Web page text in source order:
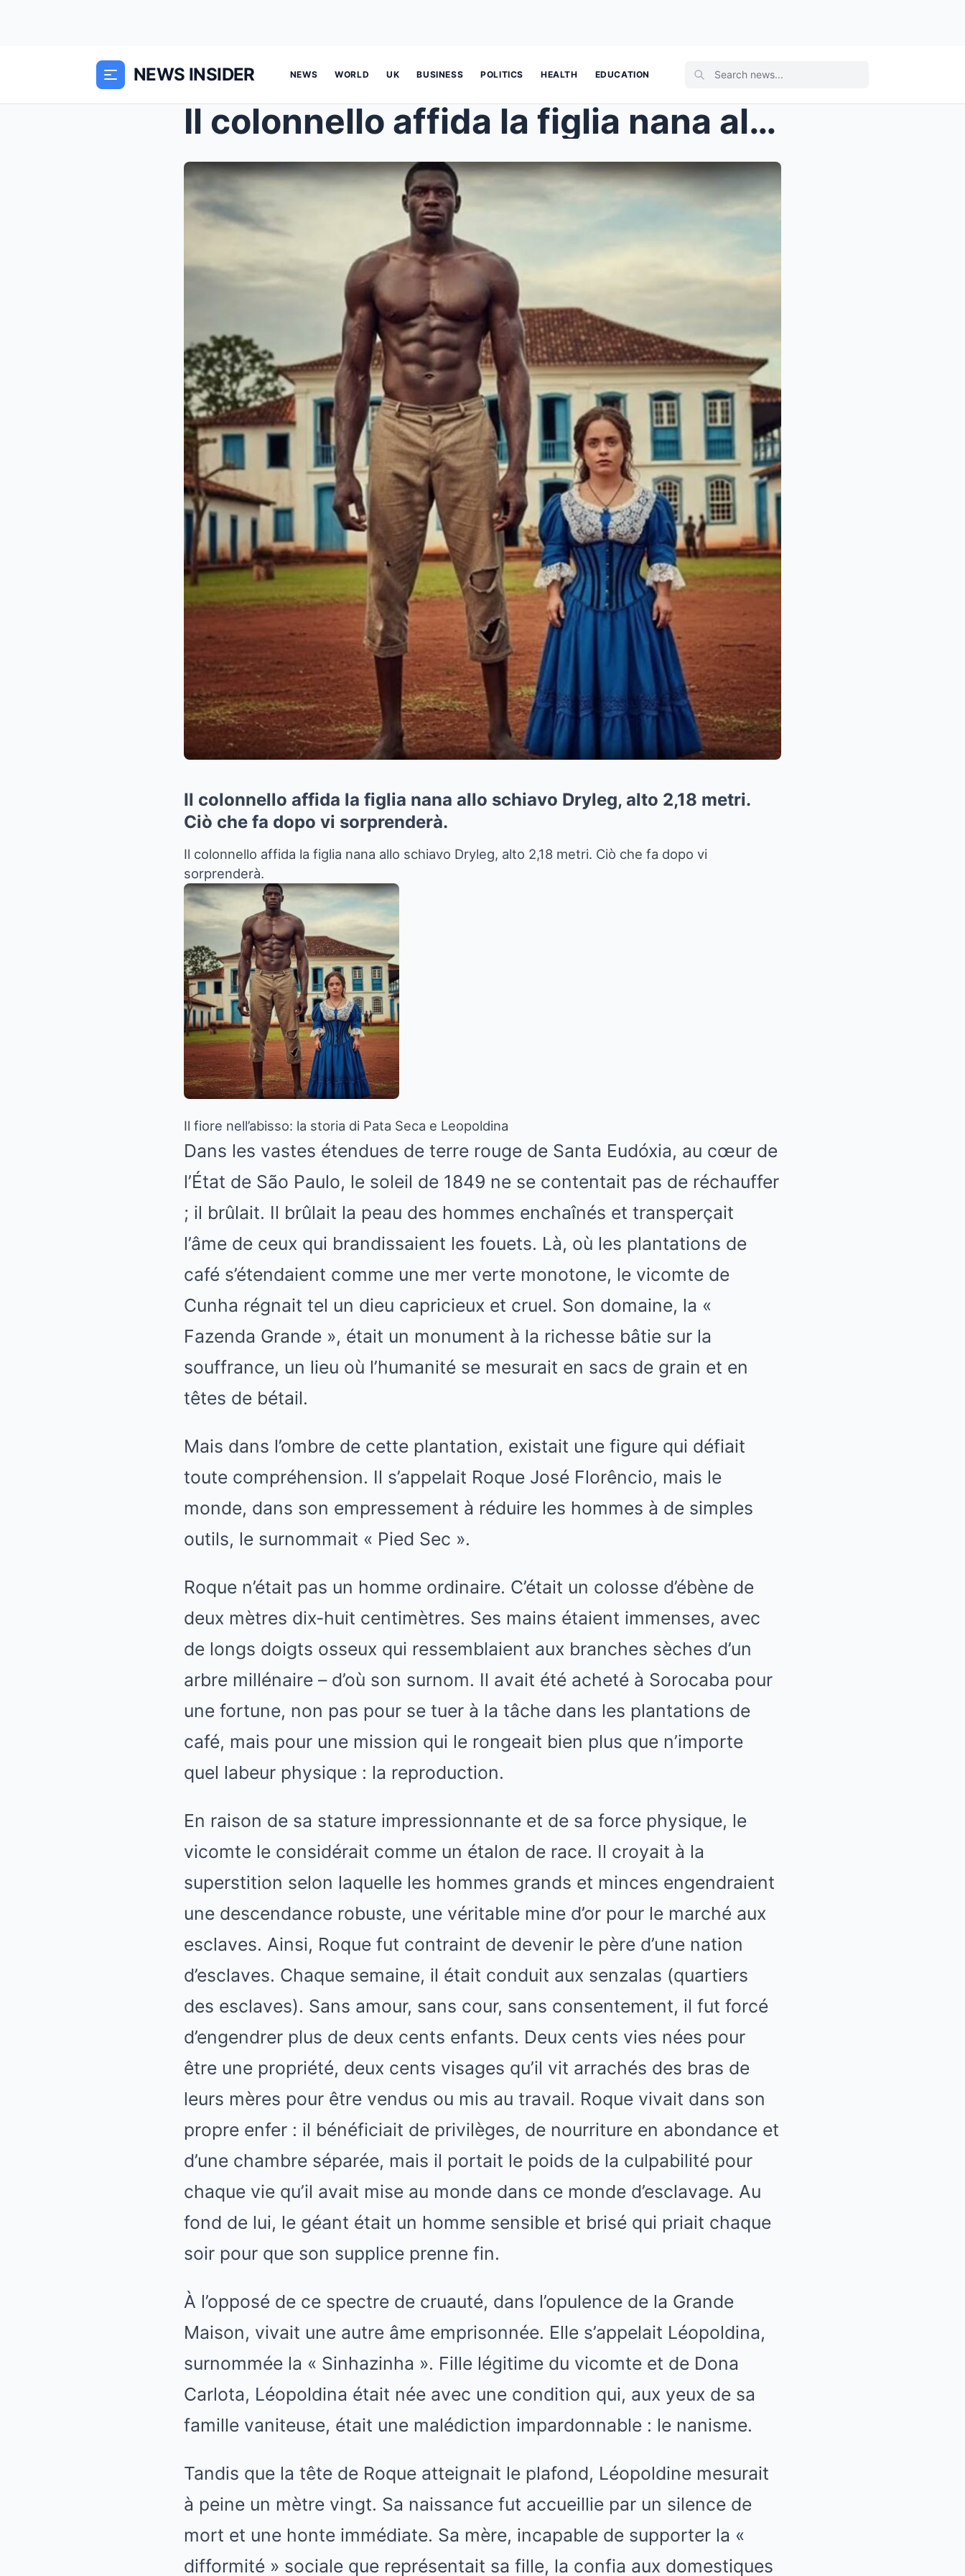
NEWS INSIDER NEWS WORLD UK BUSINESS POLITICS HEALTH EDUCATION
Il colonnello affida la figlia nana allo schiavo D...
Il colonnello affida la figlia nana allo schiavo Dryleg, alto 2,18 metri.
Ciò che fa dopo vi sorprenderà.
Il colonnello affida la figlia nana allo schiavo Dryleg, alto 2,18 metri. Ciò che fa dopo vi
sorprenderà.
Il fiore nell’abisso: la storia di Pata Seca e Leopoldina
Dans les vastes étendues de terre rouge de Santa Eudóxia, au cœur de
l’État de São Paulo, le soleil de 1849 ne se contentait pas de réchauffer
; il brûlait. Il brûlait la peau des hommes enchaînés et transperçait
l’âme de ceux qui brandissaient les fouets. Là, où les plantations de
café s’étendaient comme une mer verte monotone, le vicomte de
Cunha régnait tel un dieu capricieux et cruel. Son domaine, la «
Fazenda Grande », était un monument à la richesse bâtie sur la
souffrance, un lieu où l’humanité se mesurait en sacs de grain et en
têtes de bétail.
Mais dans l’ombre de cette plantation, existait une figure qui défiait
toute compréhension. Il s’appelait Roque José Florêncio, mais le
monde, dans son empressement à réduire les hommes à de simples
outils, le surnommait « Pied Sec ».
Roque n’était pas un homme ordinaire. C’était un colosse d’ébène de
deux mètres dix-huit centimètres. Ses mains étaient immenses, avec
de longs doigts osseux qui ressemblaient aux branches sèches d’un
arbre millénaire – d’où son surnom. Il avait été acheté à Sorocaba pour
une fortune, non pas pour se tuer à la tâche dans les plantations de
café, mais pour une mission qui le rongeait bien plus que n’importe
quel labeur physique : la reproduction.
En raison de sa stature impressionnante et de sa force physique, le
vicomte le considérait comme un étalon de race. Il croyait à la
superstition selon laquelle les hommes grands et minces engendraient
une descendance robuste, une véritable mine d’or pour le marché aux
esclaves. Ainsi, Roque fut contraint de devenir le père d’une nation
d’esclaves. Chaque semaine, il était conduit aux senzalas (quartiers
des esclaves). Sans amour, sans cour, sans consentement, il fut forcé
d’engendrer plus de deux cents enfants. Deux cents vies nées pour
être une propriété, deux cents visages qu’il vit arrachés des bras de
leurs mères pour être vendus ou mis au travail. Roque vivait dans son
propre enfer : il bénéficiait de privilèges, de nourriture en abondance et
d’une chambre séparée, mais il portait le poids de la culpabilité pour
chaque vie qu’il avait mise au monde dans ce monde d’esclavage. Au
fond de lui, le géant était un homme sensible et brisé qui priait chaque
soir pour que son supplice prenne fin.
À l’opposé de ce spectre de cruauté, dans l’opulence de la Grande
Maison, vivait une autre âme emprisonnée. Elle s’appelait Léopoldina,
surnommée la « Sinhazinha ». Fille légitime du vicomte et de Dona
Carlota, Léopoldina était née avec une condition qui, aux yeux de sa
famille vaniteuse, était une malédiction impardonnable : le nanisme.
Tandis que la tête de Roque atteignait le plafond, Léopoldine mesurait
à peine un mètre vingt. Sa naissance fut accueillie par un silence de
mort et une honte immédiate. Sa mère, incapable de supporter la «
difformité » sociale que représentait sa fille, la confia aux domestiques